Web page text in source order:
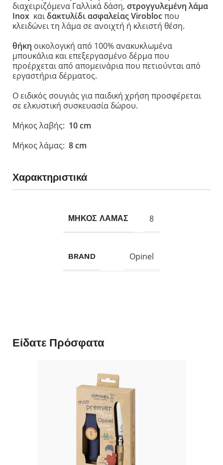
διαχειριζόμενα Γαλλικά δάση, στρογγυλεμένη λάμα
Inox καιδακτυλίδι ασφαλείας Viroblocπου
κλειδώνει τη λάμα σε ανοιχτή ή κλειστή θέση.
θήκη οικολογική από 100% ανακυκλωμένα
μπουκάλια και επεξεργασμένο δέρμα που
προέρχεται από απομεινάρια που πετιούνται από
εργαστήρια δέρματος.
Ο ειδικός σουγιάς για παιδική χρήση προσφέρεται
σε ελκυστική συσκευασία δώρου.
Μήκος λαβής: 10 cm
Μήκος λάμας: 8 cm
Χαρακτηριστικά
ΜΗΚΟΣ ΛΑΜΑΣ 8
BRAND Opinel
Είδατε Πρόσφατα